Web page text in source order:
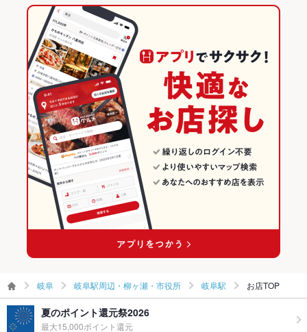
駐車場
なし ：駐車場を設けておりませんので、近隣のコインパーキン
グや公共交通機関などをご利用下さい。
その他設備
当店をご利用に際し、ご不明点ございましたらお気軽にお問合
せください
その他
飲み放題
あり ：コースは2時間飲み放題付きにてご用意しました！各種
ご宴会シーンに是非どうぞ！
食べ放題
なし ：食べ放題の用意はございませんが、単品のご注文も承っ
ております。
カクテル充実、焼酎充実、日本酒充実、ワイン充実
お子様連れOK ：個室なので休日、家族でのお食事も歓迎。他
のお客様を気にせずにゆっくりとお食事をお楽しみください。
ウェディン
ー二次会
会社宴会や飲み会、女子会の他、接待等の大切なお席などにも
備考 ご不明点ございましたら、お気軽にお問合せください
焼肉・ホルモン
岐阜駅周辺・柳ヶ瀬・市役所 × 焼肉・ホルモン
岐阜駅周辺・柳ヶ瀬・市役所 × 焼肉
名鉄岐阜駅 × 焼肉・ホルモン
名鉄岐阜駅 × 焼肉
岐阜 × 居酒屋
岐阜 × 和風
岐阜 × 焼肉・ホルモン
岐阜 × 焼肉
岐阜駅周辺・柳ヶ瀬・市役所のグルメランキング
岐阜駅周辺・柳ヶ瀬・市役所の居酒屋ランキング
岐阜駅のグルメランキング
岐阜駅の居酒屋ランキング
岐阜 岐阜駅周辺・柳ヶ瀬・市役所 岐阜駅 お店TOP
夏のポイント還元祭2026
最大15,000ポイント還元